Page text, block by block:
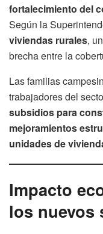
fortalecimiento del
Según la
viviendas rurales,
brecha entre la
Las familias
trabajadores del
subsidios para
mejoramientos
unidades de
Impacto
los nuevos